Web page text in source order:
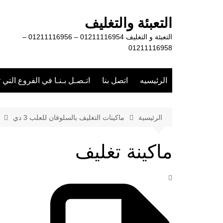
التعبئة والتغليف
التعبئة و التغليف 01211116954 – 01211116956 –
01211116958
الرئيسيه اتصل بنا اتـصـل بـنـا في الفروع
الرئيسية ماكينات التغليف بالسلوفان للعلب 3 دي
ماكينة تغليف